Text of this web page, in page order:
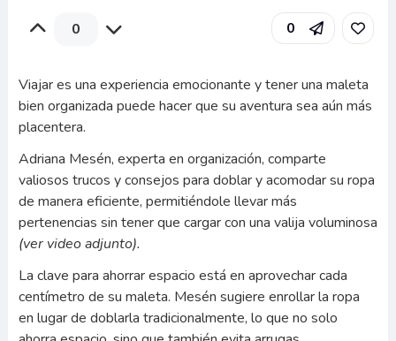
0 0
Viajar es una experiencia emocionante y tener una maleta
bien organizada puede hacer que su aventura sea aún más
placentera.
Adriana Mesén, experta en organización, comparte
valiosos trucos y consejos para doblar y acomodar su ropa
de manera eficiente, permitiéndole llevar más
pertenencias sin tener que cargar con una valija voluminosa
(ver video adjunto).
La clave para ahorrar espacio está en aprovechar cada
centímetro de su maleta. Mesén sugiere enrollar la ropa
en lugar de doblarla tradicionalmente, lo que no solo